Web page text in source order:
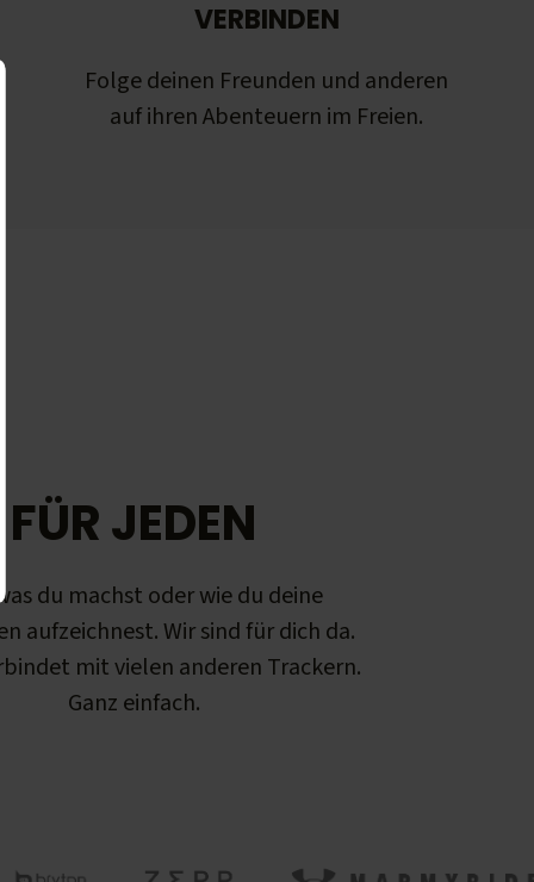
VERBINDEN
Folge deinen Freunden und anderen
auf ihren Abenteuern im Freien.
FÜR JEDEN
du machst oder wie du deine
aufzeichnest. Wir sind für dich da.
mit vielen anderen Trackern.
Ganz einfach.